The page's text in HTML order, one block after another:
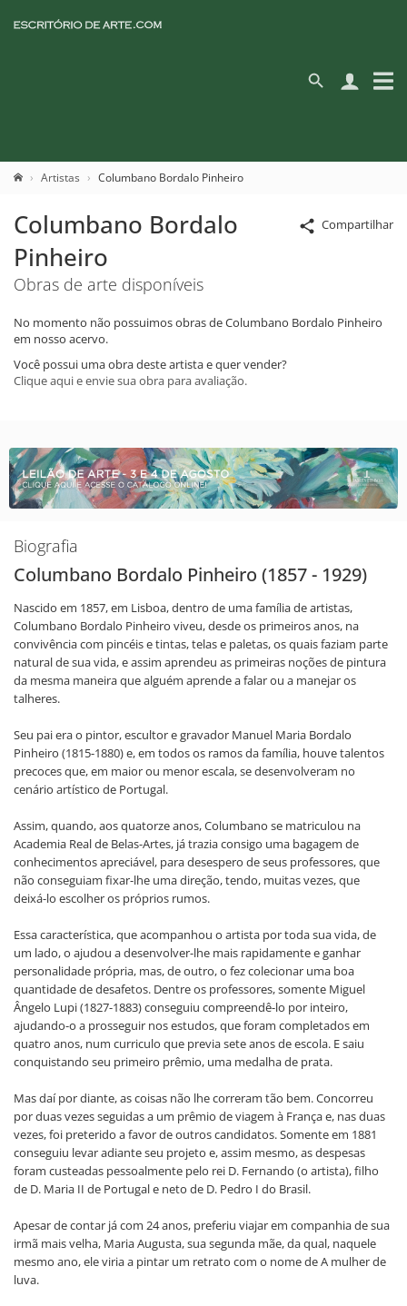
Artistas Columbano Bordalo Pinheiro
Compartilhar
Columbano Bordalo
Pinheiro
Obras de arte disponíveis
No momento não possuimos obras de Columbano Bordalo Pinheiro
em nosso acervo.
Você possui uma obra deste artista e quer vender?
Clique aqui e envie sua obra para avaliação.
Biografia
Columbano Bordalo Pinheiro (1857 - 1929)
Nascido em 1857, em Lisboa, dentro de uma família de artistas,
Columbano Bordalo Pinheiro viveu, desde os primeiros anos, na
convivência com pincéis e tintas, telas e paletas, os quais faziam parte
natural de sua vida, e assim aprendeu as primeiras noções de pintura
da mesma maneira que alguém aprende a falar ou a manejar os
talheres.
Seu pai era o pintor, escultor e gravador Manuel Maria Bordalo
Pinheiro (1815-1880) e, em todos os ramos da família, houve talentos
precoces que, em maior ou menor escala, se desenvolveram no
cenário artístico de Portugal.
Assim, quando, aos quatorze anos, Columbano se matriculou na
Academia Real de Belas-Artes, já trazia consigo uma bagagem de
conhecimentos apreciável, para desespero de seus professores, que
não conseguiam fixar-lhe uma direção, tendo, muitas vezes, que
deixá-lo escolher os próprios rumos.
Essa característica, que acompanhou o artista por toda sua vida, de
um lado, o ajudou a desenvolver-lhe mais rapidamente e ganhar
personalidade própria, mas, de outro, o fez colecionar uma boa
quantidade de desafetos. Dentre os professores, somente Miguel
Ângelo Lupi (1827-1883) conseguiu compreendê-lo por inteiro,
ajudando-o a prosseguir nos estudos, que foram completados em
quatro anos, num curriculo que previa sete anos de escola. E saiu
conquistando seu primeiro prêmio, uma medalha de prata.
Mas daí por diante, as coisas não lhe correram tão bem. Concorreu
por duas vezes seguidas a um prêmio de viagem à França e, nas duas
vezes, foi preterido a favor de outros candidatos. Somente em 1881
conseguiu levar adiante seu projeto e, assim mesmo, as despesas
foram custeadas pessoalmente pelo rei D. Fernando (o artista), filho
de D. Maria II de Portugal e neto de D. Pedro I do Brasil.
Apesar de contar já com 24 anos, preferiu viajar em companhia de sua
irmã mais velha, Maria Augusta, sua segunda mãe, da qual, naquele
mesmo ano, ele viria a pintar um retrato com o nome de A mulher de
luva.